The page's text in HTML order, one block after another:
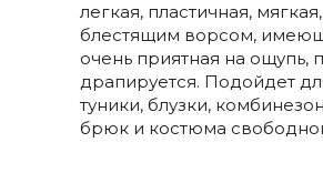
легкая, пластичная,
блестящим ворсом,
очень приятная на ощупь,
драпируется. Подойдет
туники, блузки,
брюк и костюма